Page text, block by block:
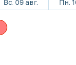
Вс. 09 авг. Пн.